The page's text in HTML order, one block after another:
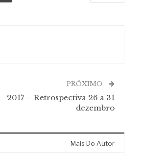
PRÓXIMO
2017 – Retrospectiva 26 a 31
dezembro
Mais Do Autor